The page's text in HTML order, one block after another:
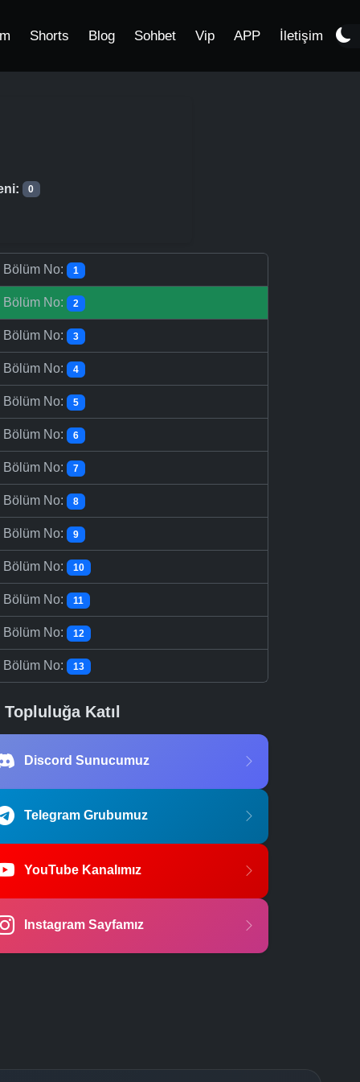
Shorts Blog Sohbet Vip APP İletişim
0
Bölüm No: 1
Bölüm No: 2
Bölüm No: 3
Bölüm No: 4
Bölüm No: 5
Bölüm No: 6
Bölüm No: 7
Bölüm No: 8
Bölüm No: 9
Bölüm No: 10
Bölüm No: 11
Bölüm No: 12
Bölüm No: 13
Topluluğa Katıl
Discord Sunucumuz
Telegram Grubumuz
YouTube Kanalımız
Instagram Sayfamız